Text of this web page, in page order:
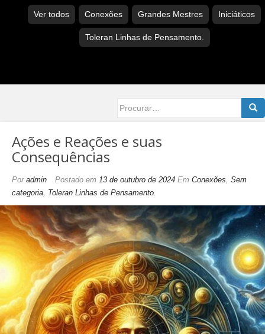
Ver todos Conexões Grandes Mestres Iniciáticos
Toleran Linhas de Pensamento.
for:
Ações e Reações e suas
Consequências
Por admin Postado em 13 de outubro de 2024 Em Conexões, Sem
categoria, Toleran Linhas de Pensamento.